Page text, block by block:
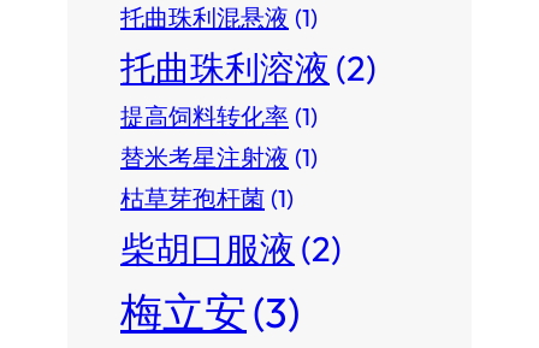
托曲珠利混悬液 (1)
托曲珠利溶液 (2)
提高饲料转化率 (1)
替米考星注射液 (1)
枯草芽孢杆菌 (1)
柴胡口服液 (2)
梅立安(3)